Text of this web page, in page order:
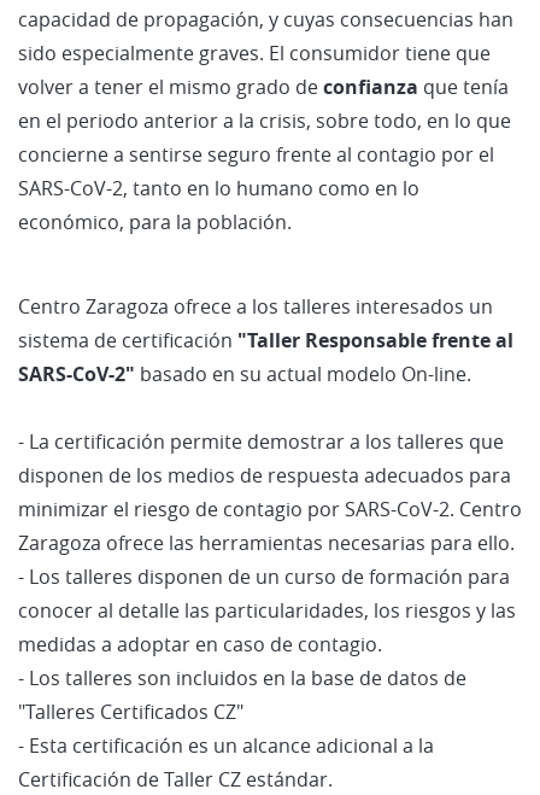
capacidad de propagación, y cuyas consecuencias han
sido especialmente graves. El consumidor tiene que
volver a tener el mismo grado deconfianza que tenía
en el periodo anterior a la crisis, sobre todo, en lo que
concierne a sentirse seguro frente al contagio por el
SARS-CoV-2, tanto en lo humano como en lo
económico, para la población.
Centro Zaragoza ofrece a los talleres interesados un
sistema de certificación "Taller Responsable frente al
SARS-CoV-2" basado en su actual modelo On-line.
- La certificación permite demostrar a los talleres que
disponen de los medios de respuesta adecuados para
minimizar el riesgo de contagio por SARS-CoV-2. Centro
Zaragoza ofrece las herramientas necesarias para ello.
- Los talleres disponen de un curso de formación para
conocer al detalle las particularidades, los riesgos y las
medidas a adoptar en caso de contagio.
- Los talleres son incluidos en la base de datos de
"Talleres Certificados CZ"
- Esta certificación es un alcance adicional a la
Certificación de Taller CZ estándar.